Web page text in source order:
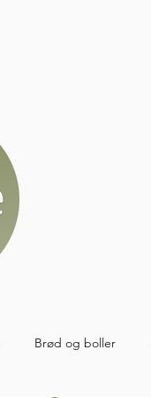
Brød og boller